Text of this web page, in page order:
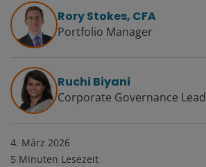
Rory Stokes, CFA
Portfolio Manager
Ruchi Biyani
Corporate Governance Lead
4. März 2026
5 Minuten Lesezeit